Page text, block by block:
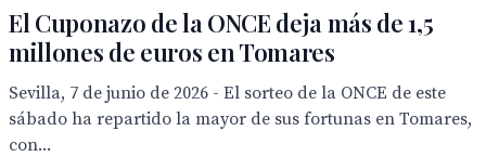
El Cuponazo de la ONCE deja más de 1,5
millones de euros en Tomares
Sevilla, 7 de junio de 2026 - El sorteo de la ONCE de este
sábado ha repartido la mayor de sus fortunas en Tomares,
con...